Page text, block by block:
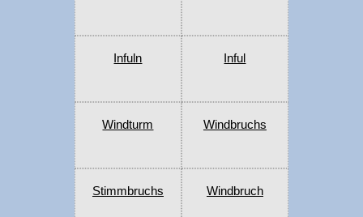
Infuln Inful
Windturm Windbruchs
Stimmbruchs Windbruch